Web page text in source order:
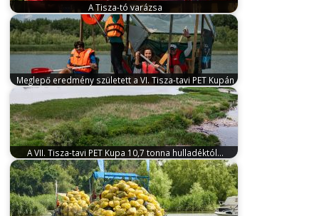
A Tisza-tó varázsa
október 22, 2024A Tisza-tó látványosságairól, a
térség legújabb turisztikai fejlesztéseiről adott
áttekintést…
Meglepő eredmény született a VI. Tisza-tavi PET Kupán
június 19, 2025
A versenyt szervező PET Kupa
Egyesület sokat látott szervezőit is…
A VII. Tisza-tavi PET Kupa 10,7 tonna hulladéktól…
június 18, 2026Erős szél, eső, tűző nap. Hetedik
alkalommal szálltak vízre a…